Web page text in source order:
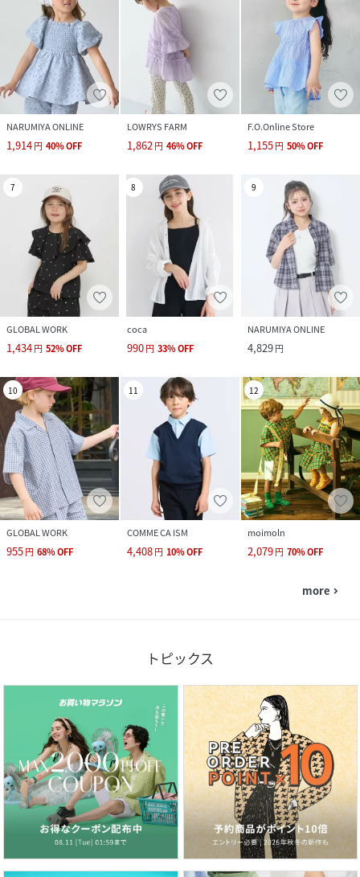
NARUMIYA ONLINE
1,914円 40%OFF
LOWRYS FARM
1,862円 46%OFF
F.O.Online Store
1,155円 50%OFF
7
GLOBAL WORK
1,434円 52%OFF
8
coca
990円 33%OFF
9
NARUMIYA ONLINE
4,829円
10
GLOBAL WORK
955円 68%OFF
11
COMME CA ISM
4,408円 10%OFF
12
moimoln
2,079円 70%OFF
more navigate_next
トピックス